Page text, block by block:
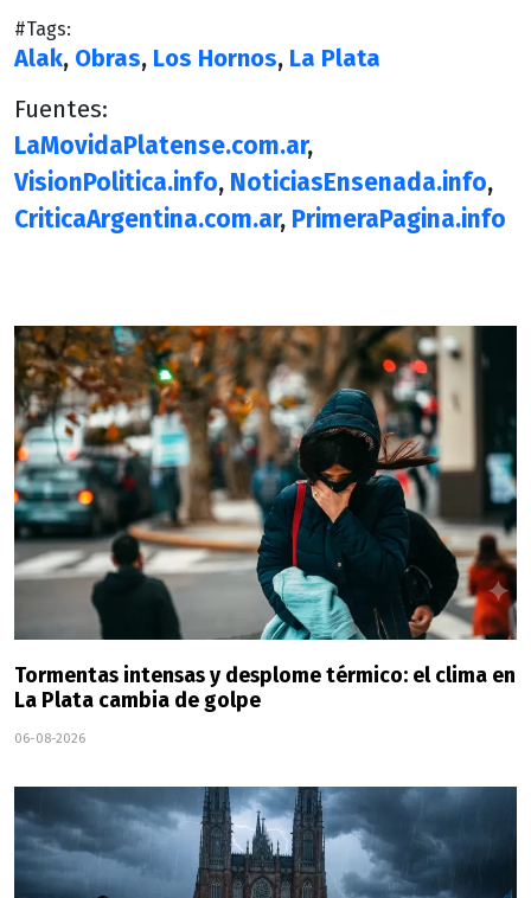
#Tags:
Alak, Obras, Los Hornos, La Plata
Fuentes:
LaMovidaPlatense.com.ar,
VisionPolitica.info, NoticiasEnsenada.info,
CriticaArgentina.com.ar, PrimeraPagina.info
Tormentas intensas y desplome térmico: el clima en
La Plata cambia de golpe
06-08-2026